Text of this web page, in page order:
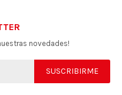
novedades!
SUSCRIBIRME